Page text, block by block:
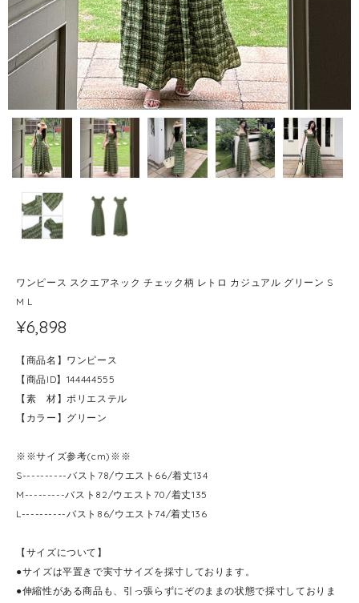
ワンピース スクエアネック チェック柄 レトロ カジュアル グリーン S
M L
¥6,898
【商品名】ワンピース
【商品ID】144444555
【素 材】ポリエステル
【カラー】グリーン
※※サイズ参考(cm)※※
S----------バスト78/ウエスト66/着丈134
M---------バスト82/ウエスト70/着丈135
L----------バスト86/ウエスト74/着丈136
【サイズについて】
●サイズは平置きで実寸サイズを採寸しております。
●伸縮性がある商品も、引っ張らずにぞのままの状態で採寸しておりま